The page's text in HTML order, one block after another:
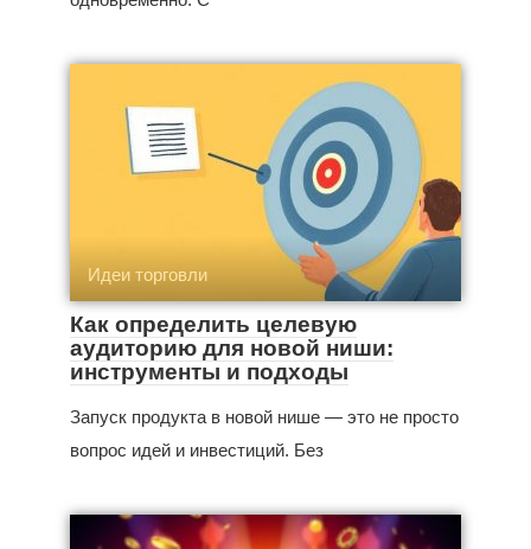
Идеи торговли
Как определить целевую
аудиторию для новой ниши:
инструменты и подходы
Запуск продукта в новой нише — это не просто
вопрос идей и инвестиций. Без